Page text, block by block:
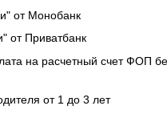
от Монобанк
от Приватбанк
на расчетный счет ФОП
от 1 до 3 лет